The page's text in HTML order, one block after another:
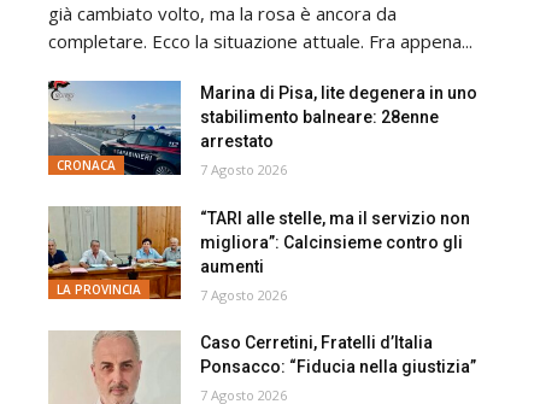
già cambiato volto, ma la rosa è ancora da
completare. Ecco la situazione attuale. Fra appena...
CRONACA
Marina di Pisa, lite degenera in uno
stabilimento balneare: 28enne
arrestato
7 Agosto 2026
LA PROVINCIA
“TARI alle stelle, ma il servizio non
migliora”: Calcinsieme contro gli
aumenti
7 Agosto 2026
Caso Cerretini, Fratelli d’Italia
Ponsacco: “Fiducia nella giustizia”
7 Agosto 2026